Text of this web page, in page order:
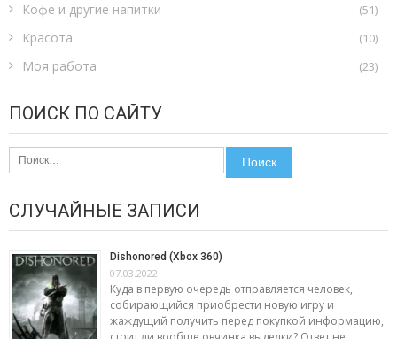
Кофе и другие напитки (51)
Красота (10)
Моя работа (23)
ПОИСК ПО САЙТУ
Найти:
СЛУЧАЙНЫЕ ЗАПИСИ
Dishonored (Xbox 360)
07.03.2022
Куда в первую очередь отправляется человек,
собирающийся приобрести новую игру и
жаждущий получить перед покупкой информацию,